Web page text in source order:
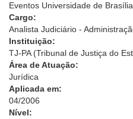
Eventos Universidade de
Cargo:
Analista Judiciário -
Instituição:
TJ-PA (Tribunal de Justiça do
Área de Atuação:
Jurídica
Aplicada em:
04/2006
Nível: